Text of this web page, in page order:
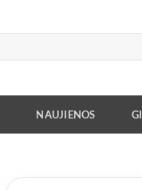
NAUJIENOS